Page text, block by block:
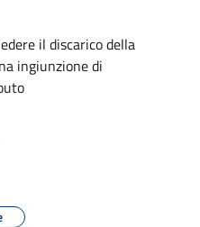
il discarico della
ingiunzione di